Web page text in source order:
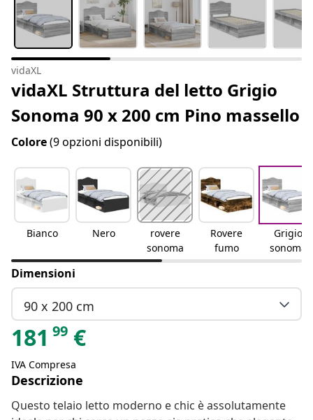
vidaXL
vidaXL Struttura del letto Grigio
Sonoma 90 x 200 cm Pino massello
Colore(9 opzioni disponibili)
Bianco Nero
rovere
sonoma
Rovere
fumo
Grigio
sonoma
Dimensioni
90 x 200 cm
181 99 €
IVA Compresa
Descrizione
Questo telaio letto moderno e chic è assolutamente